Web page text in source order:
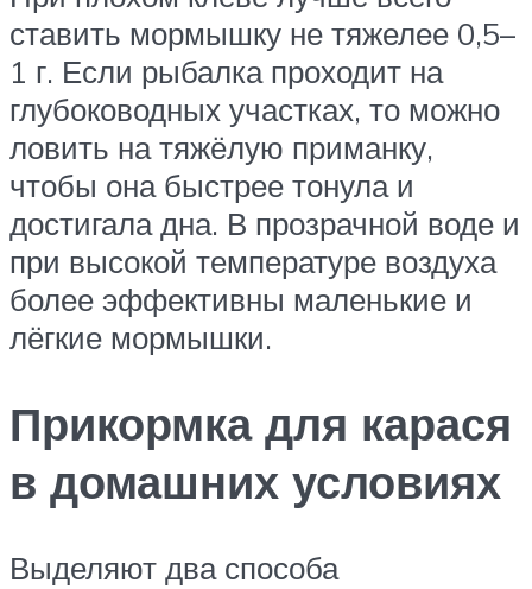
ставить мормышку не тяжелее 0,5–
1 г. Если рыбалка проходит на
глубоководных участках, то можно
ловить на тяжёлую приманку,
чтобы она быстрее тонула и
достигала дна. В прозрачной воде и
при высокой температуре воздуха
более эффективны маленькие и
лёгкие мормышки.
Прикормка для карася
в домашних условиях
Выделяют два способа